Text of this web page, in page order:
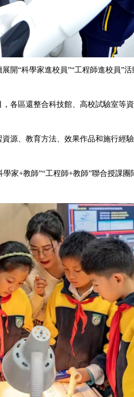
“科學家進校員”“工程師進校員”活
區還整合科技館、高校試驗室等
源、教育方法、效果作品和施行經
家+教師”“工程師+教師”聯合授課團